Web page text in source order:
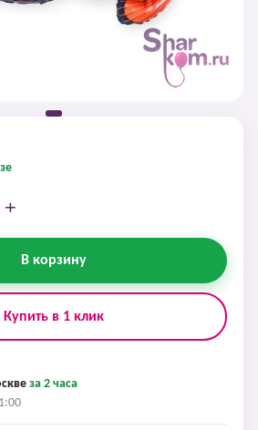
+
В корзину
Купить в 1 клик
за 2 часа